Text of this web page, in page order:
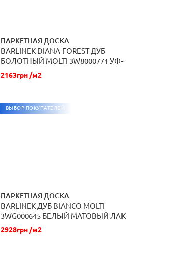
ПАРКЕТНАЯ ДОСКА
BARLINEK DIANA FOREST ДУБ
БОЛОТНЫЙ MOLTI 3W8000771 УФ-
ЛАК
2163грн /м2
ЗАКАЗАТЬ
ВЫБОР ПОКУПАТЕЛЕЙ
ПАРКЕТНАЯ ДОСКА
BARLINEK ДУБ BIANCO MOLTI
3WG000645 БЕЛЫЙ МАТОВЫЙ ЛАК
2928грн /м2
ЗАКАЗАТЬ